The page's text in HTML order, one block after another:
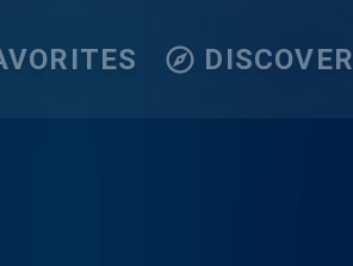
DISCOVER